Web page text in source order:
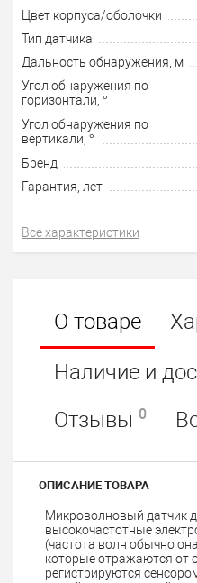
Цвет корпуса/оболочки
Тип датчика
Дальность обнаружения, м
Угол обнаружения по
горизонтали, °
Угол обнаружения по
вертикали, °
Бренд
Гарантия, лет
Все характеристики
О товаре
Наличие и
Отзывы 0
ОПИСАНИЕ ТОВАРА
Микроволновый датчик
высокочастотные
(частота волн обычно
которые отражаются от
регистрируются